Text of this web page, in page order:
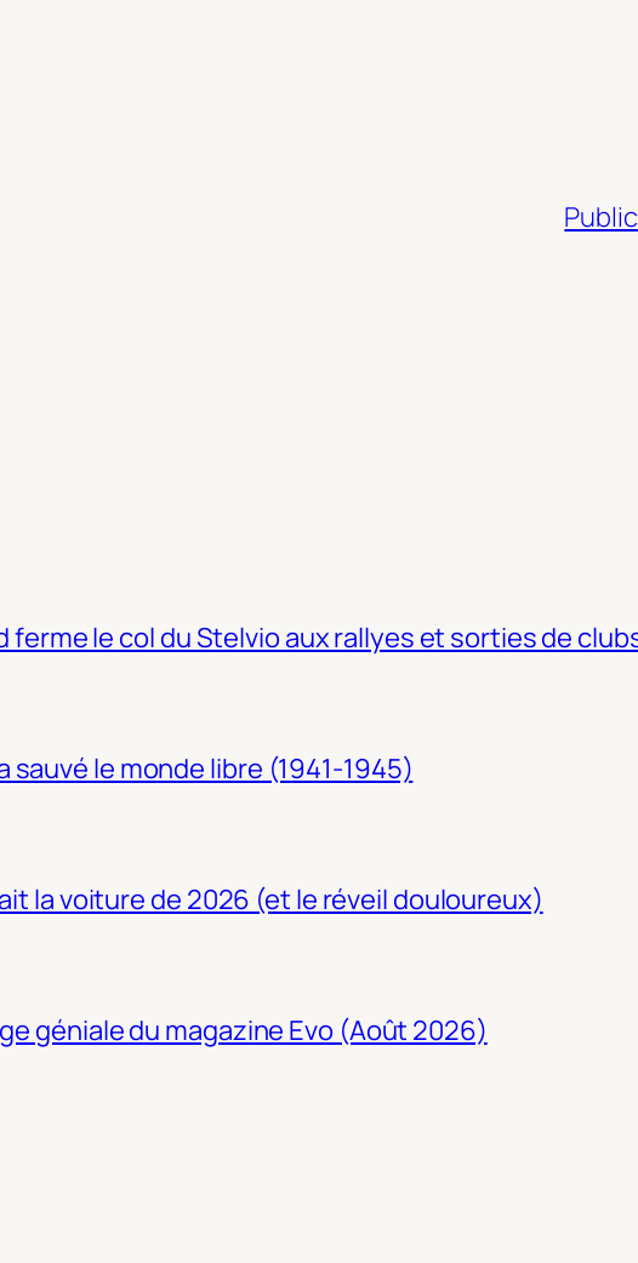
ferme le col du Stelvio aux rallyes et sorties de
sauvé le monde libre (1941-1945)
la voiture de 2026 (et le réveil douloureux)
géniale du magazine Evo (Août 2026)